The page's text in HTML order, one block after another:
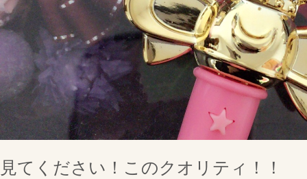
見てください！このクオリティ！！